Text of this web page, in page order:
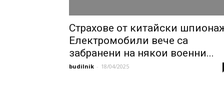
Страхове от китайски
Електромобили вече са
забранени на някои военни...
budilnik - 18/04/2025